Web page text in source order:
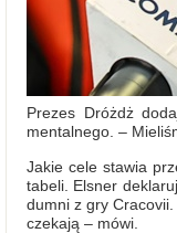
Prezes Dróżdż
mentalnego. –
Jakie cele stawia
tabeli. Elsner
dumni z gry
czekają – mówi.